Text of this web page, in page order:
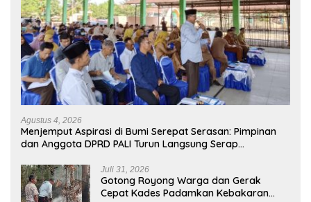
Agustus 4, 2026
Menjemput Aspirasi di Bumi Serepat Serasan: Pimpinan
dan Anggota DPRD PALI Turun Langsung Serap
Juli 31, 2026
Gotong Royong Warga dan Gerak
Cepat Kades Padamkan Kebakaran